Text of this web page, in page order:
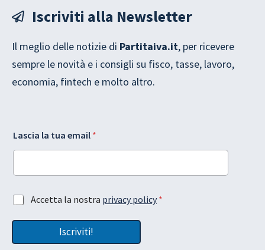
Iscriviti alla Newsletter
Il meglio delle notizie di Partitaiva.it, per ricevere
sempre le novità e i consigli su fisco, tasse, lavoro,
economia, fintech e molto altro.
u
a
c
e
t
D
P
l
L
a
Lascia la tua email *
A
c
t
Accetta la nostra privacy policy *
Iscriviti!